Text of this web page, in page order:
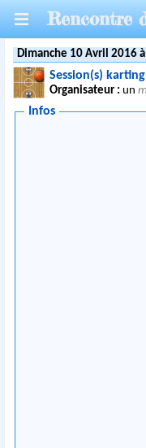
Rencontre
Dimanche 10 Avril 2016
Session(s)
Organisateur : un
Infos